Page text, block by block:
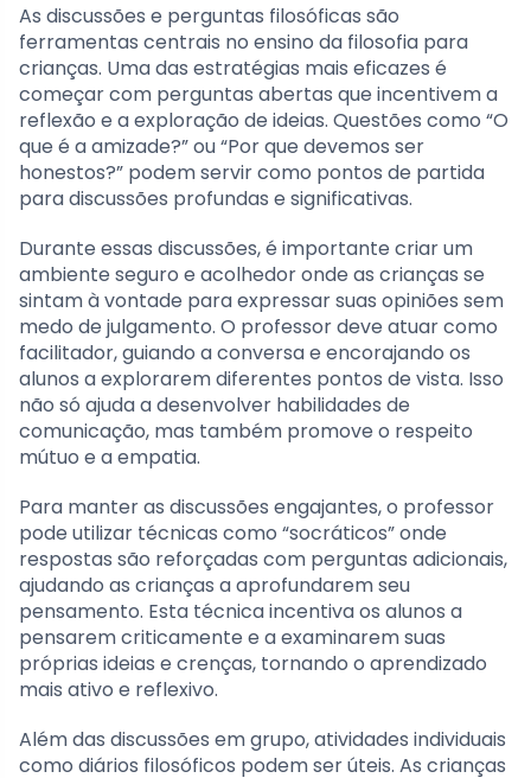
As discussões e perguntas filosóficas são
ferramentas centrais no ensino da filosofia para
crianças. Uma das estratégias mais eficazes é
começar com perguntas abertas que incentivem a
reflexão e a exploração de ideias. Questões como “O
que é a amizade?” ou “Por que devemos ser
honestos?” podem servir como pontos de partida
para discussões profundas e significativas.
Durante essas discussões, é importante criar um
ambiente seguro e acolhedor onde as crianças se
sintam à vontade para expressar suas opiniões sem
medo de julgamento. O professor deve atuar como
facilitador, guiando a conversa e encorajando os
alunos a explorarem diferentes pontos de vista. Isso
não só ajuda a desenvolver habilidades de
comunicação, mas também promove o respeito
mútuo e a empatia.
Para manter as discussões engajantes, o professor
pode utilizar técnicas como “socráticos” onde
respostas são reforçadas com perguntas adicionais,
ajudando as crianças a aprofundarem seu
pensamento. Esta técnica incentiva os alunos a
pensarem criticamente e a examinarem suas
próprias ideias e crenças, tornando o aprendizado
mais ativo e reflexivo.
Além das discussões em grupo, atividades individuais
como diários filosóficos podem ser úteis. As crianças